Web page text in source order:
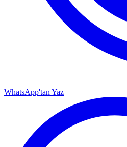
WhatsApp'tan Yaz